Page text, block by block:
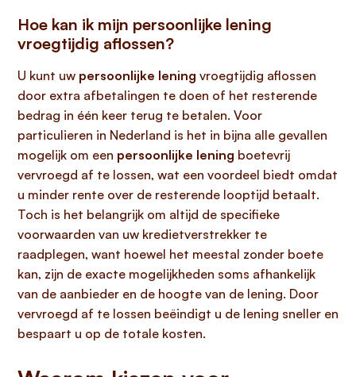
Hoe kan ik mijn persoonlijke lening
vroegtijdig aflossen?
U kunt uw persoonlijke lening vroegtijdig aflossen
door extra afbetalingen te doen of het resterende
bedrag in één keer terug te betalen. Voor
particulieren in Nederland is het in bijna alle gevallen
mogelijk om een persoonlijke lening boetevrij
vervroegd af te lossen, wat een voordeel biedt omdat
u minder rente over de resterende looptijd betaalt.
Toch is het belangrijk om altijd de specifieke
voorwaarden van uw kredietverstrekker te
raadplegen, want hoewel het meestal zonder boete
kan, zijn de exacte mogelijkheden soms afhankelijk
van de aanbieder en de hoogte van de lening. Door
vervroegd af te lossen beëindigt u de lening sneller en
bespaart u op de totale kosten.